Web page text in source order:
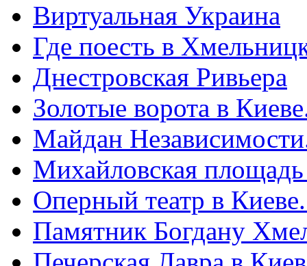
Виртуальная Украина
Где поесть в
Днестровская Ривьера
Золотые ворота в
Майдан
Михайловская
Оперный театр в
Памятник Богдану